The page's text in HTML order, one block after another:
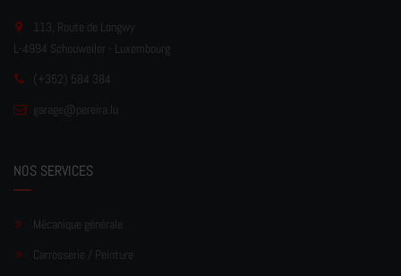
113, Route de Longwy
L-4994 Schouweiler - Luxembourg
(+352) 584 384
garage@pereira.lu
NOS SERVICES
Mécanique générale
Carrosserie / Peinture